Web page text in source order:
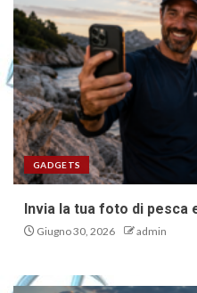
GADGETS
Invia la tua foto di pesca
Giugno 30, 2026 admin